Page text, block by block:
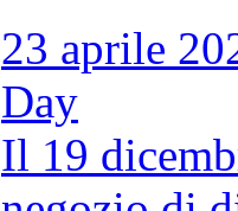
23 aprile
Day
Il 19